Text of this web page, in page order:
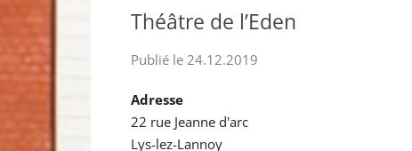
Théâtre de l’Eden
Publié le 24.12.2019
Adresse
22 rue Jeanne d'arc
Lys-lez-Lannoy